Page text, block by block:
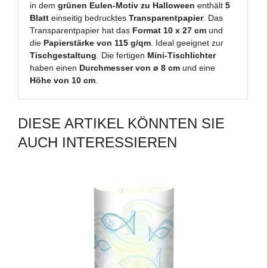
in demgrünen Eulen-Motiv zu Halloween enthält5
Blatt einseitig bedrucktes Transparentpapier. Das
Transparentpapier hat das Format 10 x 27 cm und
die Papierstärke von 115 g/qm. Ideal geeignet zur
Tischgestaltung. Die fertigen Mini-Tischlichter
haben einen Durchmesser von ø 8 cm und eine
Höhe von 10 cm.
DIESE ARTIKEL KÖNNTEN SIE
AUCH INTERESSIEREN